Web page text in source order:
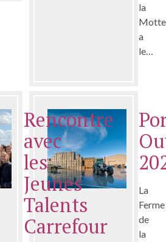
la
Motte
a
le…
Rencontre
avec
les
Jeunes
Talents
Carrefour
La
Ferme
de
la